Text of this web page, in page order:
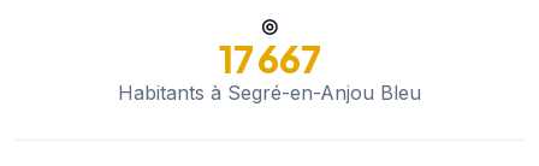
◎
17 667
Habitants à Segré-en-Anjou Bleu